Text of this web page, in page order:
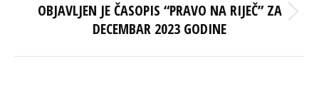
Next
post:
OBJAVLJEN JE ČASOPIS “PRAVO NA RIJEČ” ZA
DECEMBAR 2023 GODINE